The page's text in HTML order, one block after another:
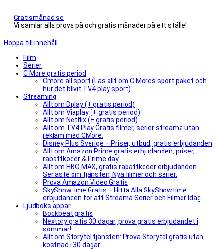
Gratismånad.se
Vi samlar alla prova på och gratis månader på ett ställe!
Hoppa till innehåll
Film
Serier
C More gratis period
Cmore all sport (Läs allt om C Mores sport paket och
hur det blivit TV4 play sport)
Streaming
Allt om Dplay (+ gratis period)
Allt om Viaplay (+ gratis period)
Allt om Netflix (+ gratis period)
Allt om TV4 Play Gratis filmer, serier streama utan
reklam med CMore.
Disney Plus Sverige – Priser, utbud, gratis erbjudanden
Allt om Amazon Prime gratis erbjudanden, priser,
rabattkoder & Prime day.
Allt om HBO MAX, gratis rabattkoder erbjudanden.
Senaste om tjänsten, Nya filmer och serier.
Prova Amazon Video Gratis
SkyShowtime Gratis – Hitta Alla SkyShowtime
erbjudanden för att Streama Serier och Filmer Idag
Ljudboks appar
Bookbeat gratis
Nextory gratis 30 dagar, prova gratis erbjudandet i
sommar!
Allt om Storytel tjänsten: Prova Storytel gratis utan
kostnad i 30 dagar